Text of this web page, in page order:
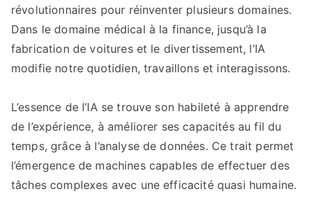
les
défis
de
artificielle
l’ère
actuelle
révolutionnaires pour réinventer plusieurs domaines.
Dans le domaine médical à la finance, jusqu’à la
fabrication de voitures et le divertissement, l’IA
modifie notre quotidien, travaillons et interagissons.
L’essence de l’IA se trouve son habileté à apprendre
de l’expérience, à améliorer ses capacités au fil du
temps, grâce à l’analyse de données. Ce trait permet
l’émergence de machines capables de effectuer des
tâches complexes avec une efficacité quasi humaine.